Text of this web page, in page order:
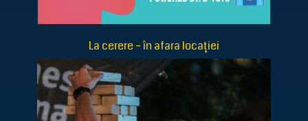
La cerere – în afara locației